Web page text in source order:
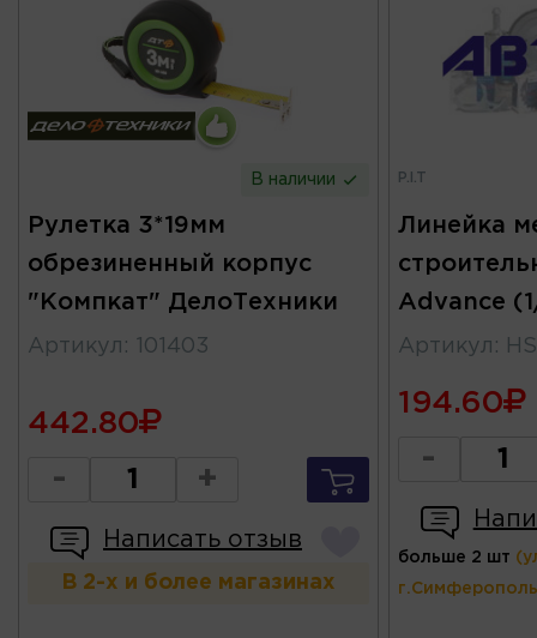
В наличии
Рулетка 3*19мм
обрезиненный корпус
"Компкат" ДелоТехники
Артикул : 101403
442.80
- +
Написать отзыв
В 2-х и более магазинах
P.I.T
Линейка
Advance
Артикул :
194.60
-
больше 2 шт